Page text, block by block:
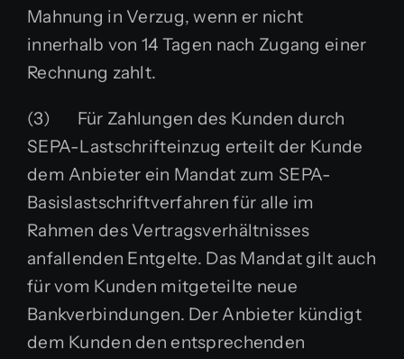
Mahnung in Verzug, wenn er nicht
innerhalb von 14 Tagen nach Zugang einer
Rechnung zahlt.
(3) Für Zahlungen des Kunden durch
SEPA-Lastschrifteinzug erteilt der Kunde
dem Anbieter ein Mandat zum SEPA-
Basislastschriftverfahren für alle im
Rahmen des Vertragsverhältnisses
anfallenden Entgelte. Das Mandat gilt auch
für vom Kunden mitgeteilte neue
Bankverbindungen. Der Anbieter kündigt
dem Kunden den entsprechenden